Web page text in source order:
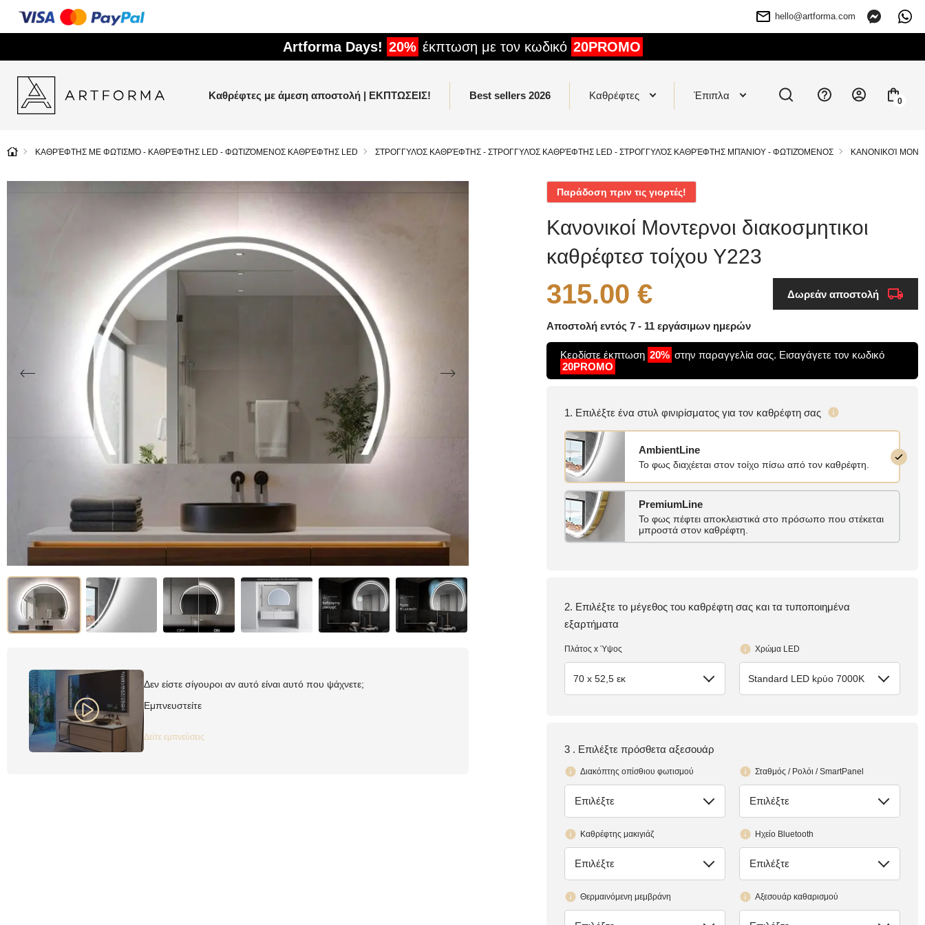
hello@artforma.com
Artforma Days! 20% έκπτωση με τον κωδικό 20PROMO
Καθρέφτες με άμεση αποστολή | ΕΚΠΤΩΣΕΙΣ! Best sellers 2026 Καθρέφτες Έπιπλα 0
ΚΑΘΡΈΦΤΗΣ ΜΕ ΦΩΤΙΣΜΌ - ΚΑΘΡΈΦΤΗΣ LED - ΦΩΤΙΖΌΜΕΝΟΣ ΚΑΘΡΈΦΤΗΣ LED ΣΤΡΟΓΓΥΛΌΣ ΚΑΘΡΈΦΤΗΣ - ΣΤΡΟΓΓΥΛΌΣ ΚΑΘΡΈΦΤΗΣ LED - ΣΤΡΟΓΓΥΛΌΣ ΚΑΘΡΈΦΤΗΣ ΜΠΆΝΙΟΥ - ΦΩΤΙΖΌΜΕΝΟΣ ΚΑΝΟΝΙΚΟΊ
Δεν είστε σίγουροι αν αυτό είναι αυτό που ψάχνετε;
Εμπνευστείτε
Δείτε εμπνεύσεις
Παράδοση πριν τις γιορτές!
Κανονικοί Μοντερνοι διακοσμητικοι
καθρέφτεσ τοίχου Y223
315.00 € Δωρεάν αποστολή
Αποστολή εντός 7 - 11 εργάσιμων ημερών
Κερδίστε έκπτωση 20% στην παραγγελία σας. Εισαγάγετε τον κωδικό
20PROMO
1. Επιλέξτε ένα στυλ φινιρίσματος για τον καθρέφτη σας
AmbientLine
Το φως διαχέεται στον τοίχο πίσω από τον καθρέφτη.
PremiumLine
Το φως πέφτει αποκλειστικά στο πρόσωπο που στέκεται
μπροστά στον καθρέφτη.
2. Επιλέξτε το μέγεθος του καθρέφτη σας και τα τυποποιημένα
εξαρτήματα
Πλάτος x Ύψος
70 x 52,5 εκ
Χρώμα LED
Standard LED kρύο 7000K
3 . Επιλέξτε πρόσθετα αξεσουάρ
Διακόπτης οπίσθιου φωτισμού
έλλειψη
Επιλέξτε
Σταθμός / Ρολόι / SmartPanel
έλλειψη
Επιλέξτε
Καθρέφτης μακιγιάζ
έλλειψη
Επιλέξτε
Ηχείο Bluetooth
έλλειψη
Επιλέξτε
Θερμαινόμενη μεμβράνη Αξεσουάρ καθαρισμού